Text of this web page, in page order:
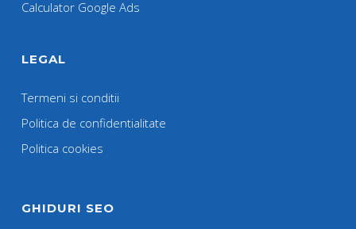
Calculator Google Ads
LEGAL
Termeni si conditii
Politica de confidentialitate
Politica cookies
GHIDURI SEO